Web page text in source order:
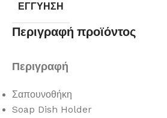
ΕΓΓΎΗΣΗ
Περιγραφή προϊόντος
Περιγραφή
Σαπουνοθήκη
Soap Dish Holder